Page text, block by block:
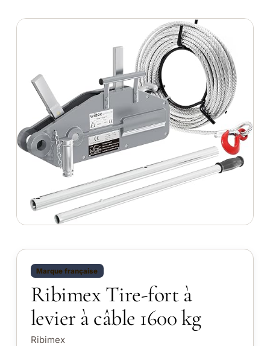
Marque française
Ribimex Tire-fort à
levier à câble 1600 kg
Ribimex